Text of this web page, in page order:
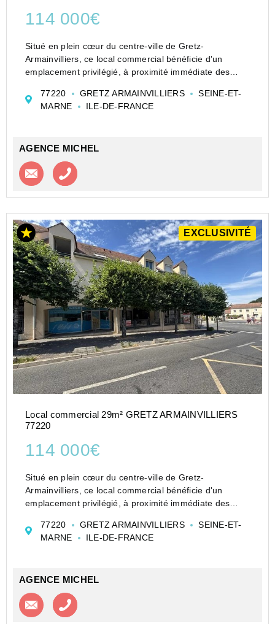
114 000€
Situé en plein cœur du centre-ville de Gretz-
Armainvilliers, ce local commercial bénéficie d'un
emplacement privilégié, à proximité immédiate des
Au sein d'une copropriété sécurisée et parfaitement...
77220 GRETZ ARMAINVILLIERS
SEINE-ET-
MARNE
ILE-DE-FRANCE
AGENCE MICHEL
Contacter l'agence
EXCLUSIVITÉ
Local commercial 29m² GRETZ ARMAINVILLIERS
77220
114 000€
Situé en plein cœur du centre-ville de Gretz-
Armainvilliers, ce local commercial bénéficie d'un
emplacement privilégié, à proximité immédiate des
Au sein d'une copropriété sécurisée et parfaitement...
77220 GRETZ ARMAINVILLIERS
SEINE-ET-
MARNE
ILE-DE-FRANCE
AGENCE MICHEL
Contacter l'agence